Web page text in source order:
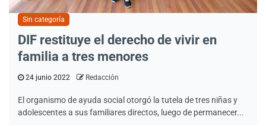
Sin categoría
DIF restituye el derecho de vivir en
familia a tres menores
24 junio 2022 Redacción
El organismo de ayuda social otorgó la tutela de tres niñas y
adolescentes a sus familiares directos, luego de permanecer...